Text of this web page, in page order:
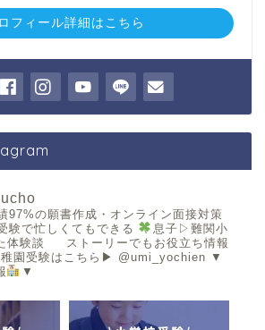
フィール詳細はこちら
97%の願書作成・オンライン面接対策
験で忙しくてもできる
息子▷難関小
体験談
ストーリーでもお役立ち情報
園受験はこちら▶︎ @umi_yochien ▼
▼